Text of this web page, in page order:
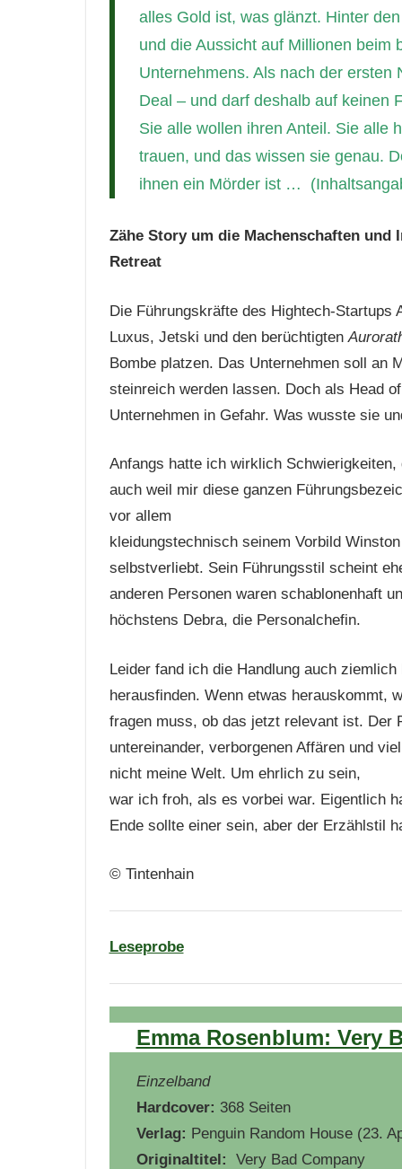
alles Gold ist, was glänzt. Hinter
und die Aussicht auf Millionen beim
Unternehmens. Als nach der ersten
Deal – und darf deshalb auf keinen
Sie alle wollen ihren Anteil. Sie alle
trauen, und das wissen sie genau.
ihnen ein Mörder ist …
Zähe Story um die Machenschaften
Retreat
Die Führungskräfte des Hightech-
Luxus, Jetski und den berüchtigten
Bombe platzen. Das Unternehmen soll an
steinreich werden lassen. Doch als Head
Unternehmen in Gefahr. Was wusste sie
Anfangs hatte ich wirklich
auch weil mir diese ganzen
vor allem
kleidungstechnisch seinem Vorbild
selbstverliebt. Sein Führungsstil scheint
anderen Personen waren schablonenhaft
höchstens Debra, die Personalchefin.
Leider fand ich die Handlung auch
herausfinden. Wenn etwas herauskommt,
fragen muss, ob das jetzt relevant ist. Der
untereinander, verborgenen Affären und
nicht meine Welt. Um ehrlich zu sein,
war ich froh, als es vorbei war. Eigentlich
Ende sollte einer sein, aber der Erzählstil
© Tintenhain
Leseprobe
Emma Rosenblum: Very
Einzelband
Hardcover: 368 Seiten
Verlag: Penguin Random House (23.
Originaltitel: ‎ Very Bad Company